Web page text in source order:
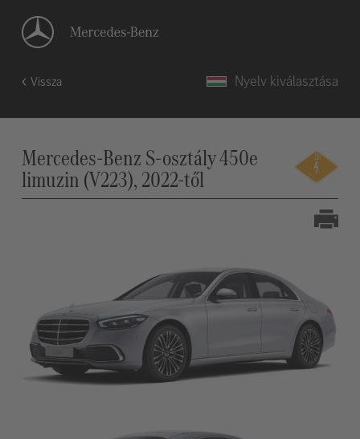
Vissza Nyelv kiválasztása
Mercedes-Benz S-osztály 450e
limuzin (V223), 2022-től